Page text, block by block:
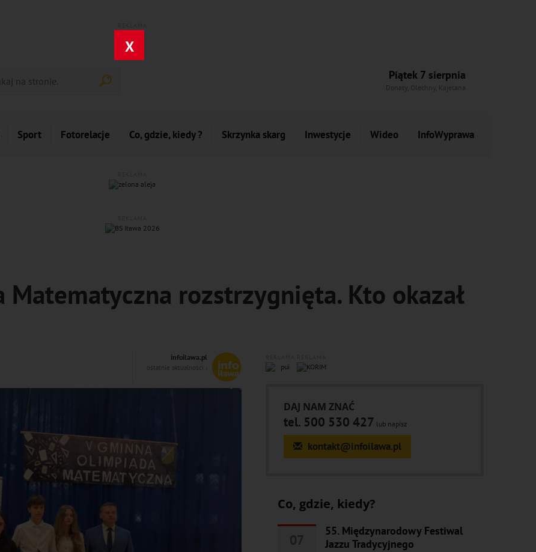
X
Piątek 7 sierpnia
Donaty, Olechny, Kajetana
Sport Fotorelacje Co, gdzie, kiedy ? Skrzynka skarg Inwestycje Wideo InfoWyprawa
Matematyczna rozstrzygnięta. Kto okazał
infoilawa.pl
ostatnie aktualności ‹
DAJ NAM ZNAĆ
tel. 500 530 427 lub napisz
kontakt@infoilawa.pl
Co, gdzie, kiedy?
55. Międzynarodowy Festiwal
Jazzu Tradycyjnego